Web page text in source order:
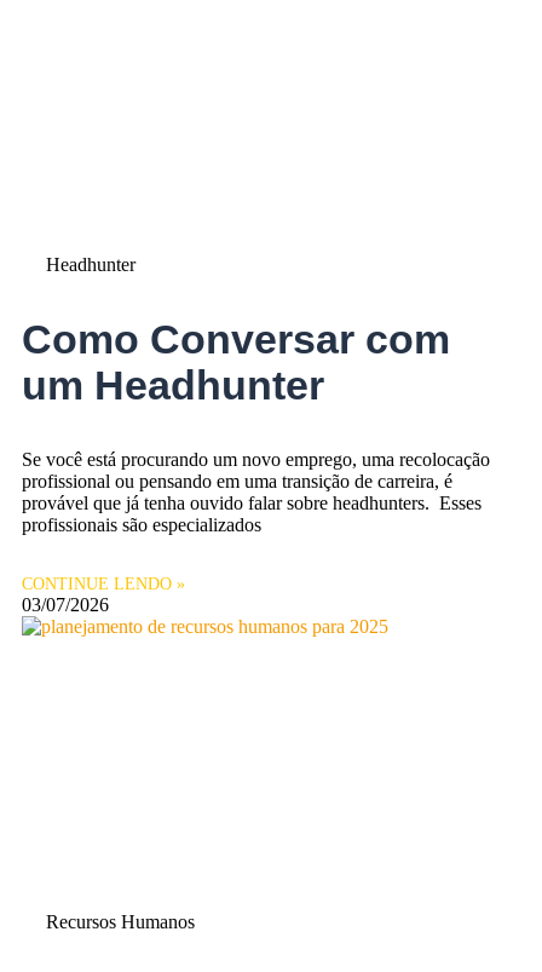
Headhunter
Como Conversar com
um Headhunter
Se você está procurando um novo emprego, uma recolocação
profissional ou pensando em uma transição de carreira, é
provável que já tenha ouvido falar sobre headhunters. Esses
profissionais são especializados
CONTINUE LENDO »
03/07/2026
Recursos Humanos